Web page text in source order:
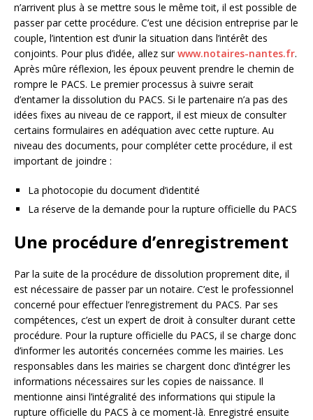
n’arrivent plus à se mettre sous le même toit, il est possible de
passer par cette procédure. C’est une décision entreprise par le
couple, l’intention est d’unir la situation dans l’intérêt des
conjoints. Pour plus d’idée, allez surwww.notaires-nantes.fr.
Après mûre réflexion, les époux peuvent prendre le chemin de
rompre le PACS. Le premier processus à suivre serait
d’entamer la dissolution du PACS. Si le partenaire n’a pas des
idées fixes au niveau de ce rapport, il est mieux de consulter
certains formulaires en adéquation avec cette rupture. Au
niveau des documents, pour compléter cette procédure, il est
important de joindre :
La photocopie du document d’identité
La réserve de la demande pour la rupture officielle du PACS
Une procédure d’enregistrement
Par la suite de la procédure de dissolution proprement dite, il
est nécessaire de passer par un notaire. C’est le professionnel
concerné pour effectuer l’enregistrement du PACS. Par ses
compétences, c’est un expert de droit à consulter durant cette
procédure. Pour la rupture officielle du PACS, il se charge donc
d’informer les autorités concernées comme les mairies. Les
responsables dans les mairies se chargent donc d’intégrer les
informations nécessaires sur les copies de naissance. Il
mentionne ainsi l’intégralité des informations qui stipule la
rupture officielle du PACS à ce moment-là. Enregistré ensuite